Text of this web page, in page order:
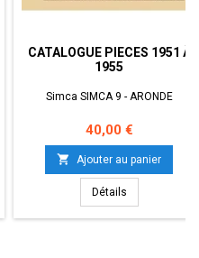
CATALOGUE PIECES 1951 À
1955
Simca SIMCA 9 - ARONDE
Prix
40,00 €
 Ajouter au panier
Détails